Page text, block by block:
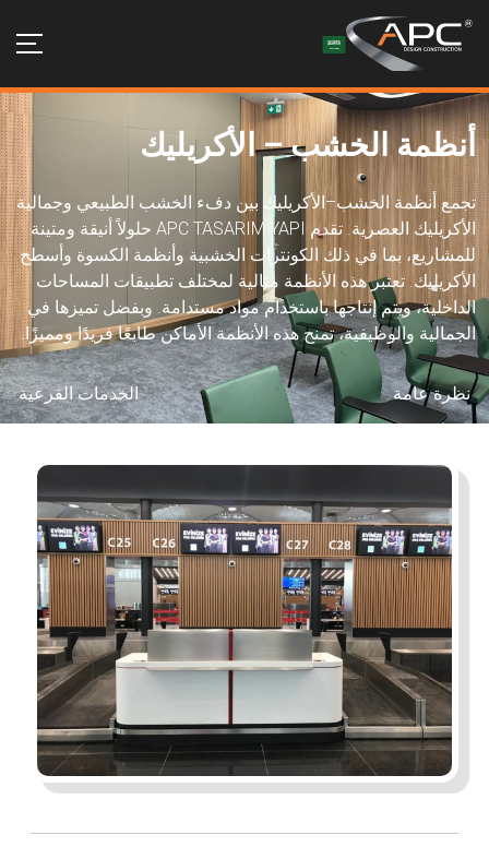
أنظمة الخشب – الأكريليك
تجمع أنظمة الخشب–الأكريليك بين دفء الخشب الطبيعي وجمالية
الأكريليك العصرية. تقدم APC TASARIM YAPI حلولاً أنيقة ومتينة
للمشاريع، بما في ذلك الكونترات الخشبية وأنظمة الكسوة وأسطح
الأكريليك. تعتبر هذه الأنظمة مثالية لمختلف تطبيقات المساحات
الداخلية، ويتم إنتاجها باستخدام مواد مستدامة. وبفضل تميزها في
الجمالية والوظيفية، تمنح هذه الأنظمة الأماكن طابعًا فريدًا ومميزًا.
نظرة عامة الخدمات الفرعية